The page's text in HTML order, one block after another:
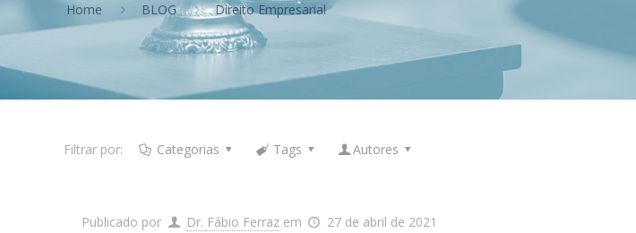
Home BLOG Direito Empresarial
Filtrar por: Categorias Tags Autores
Publicado por Dr. Fábio Ferraz em 27 de abril de 2021